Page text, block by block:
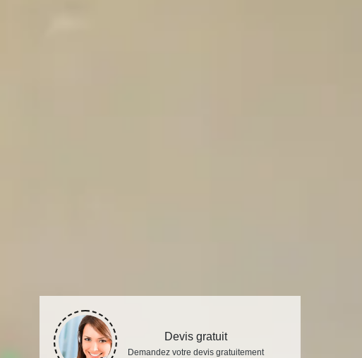
Devis gratuit
Demandez votre devis gratuitement